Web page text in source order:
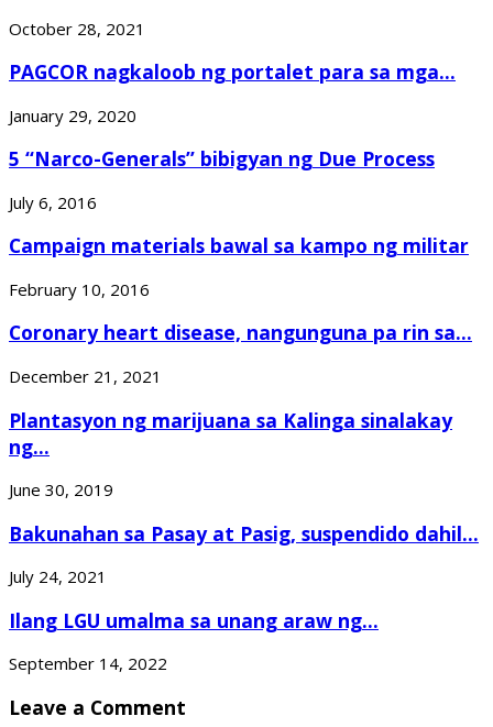
October 28, 2021
PAGCOR nagkaloob ng portalet para sa mga...
January 29, 2020
5 “Narco-Generals” bibigyan ng Due Process
July 6, 2016
Campaign materials bawal sa kampo ng militar
February 10, 2016
Coronary heart disease, nangunguna pa rin sa...
December 21, 2021
Plantasyon ng marijuana sa Kalinga sinalakay
ng...
June 30, 2019
Bakunahan sa Pasay at Pasig, suspendido dahil...
July 24, 2021
Ilang LGU umalma sa unang araw ng...
September 14, 2022
Leave a Comment